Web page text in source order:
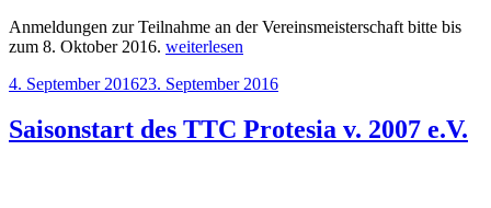
Anmeldungen zur Teilnahme an der Vereinsmeisterschaft bitte bis
zum 8. Oktober 2016. „Vereinsmeisterschaft
15.
16“
weiterlesen
Veröffentlicht
4. September 201623. September 2016
Saisonstart des TTC Protesia v. 2007 e.V.